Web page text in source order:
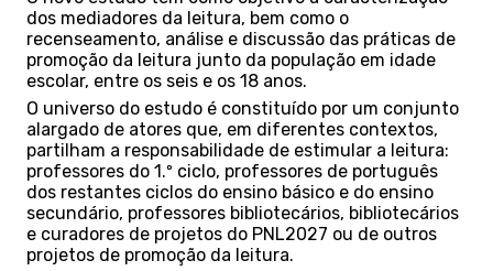
dos mediadores da leitura, bem como o
recenseamento, análise e discussão das práticas de
promoção da leitura junto da população em idade
escolar, entre os seis e os 18 anos.
O universo do estudo é constituído por um conjunto
alargado de atores que, em diferentes contextos,
partilham a responsabilidade de estimular a leitura:
professores do 1.º ciclo, professores de português
dos restantes ciclos do ensino básico e do ensino
secundário, professores bibliotecários, bibliotecários
e curadores de projetos do PNL2027 ou de outros
projetos de promoção da leitura.